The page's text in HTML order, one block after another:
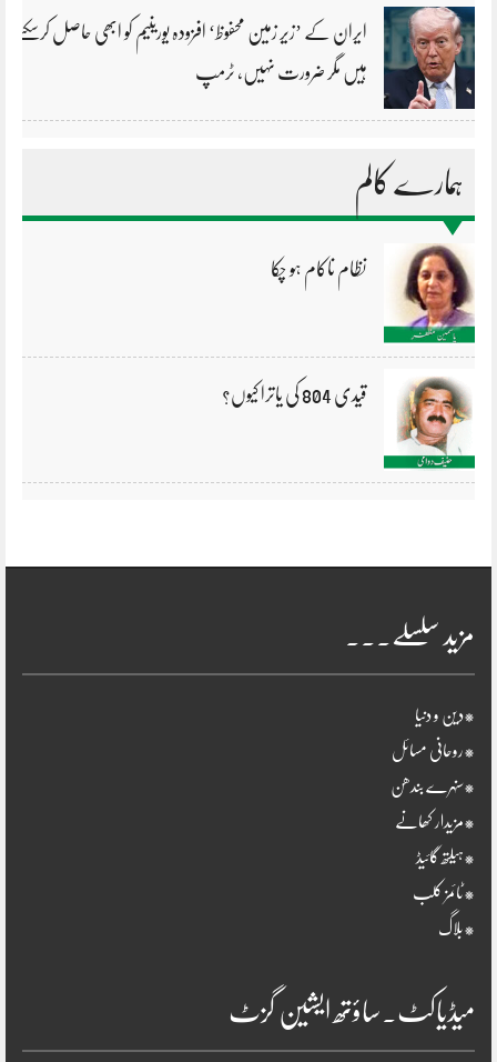
ایران کے ’زیر زمین محفوظ‘ افزودہ یورینیم کو ابھی حاصل کرسکتے
ہیں مگر ضرورت نہیں، ٹرمپ
ہمارے کالم
نظام ناکام ہو چکا
قیدی 804 کی یاترا کیوں؟
مزید سلسلے۔۔۔
*دین و دنیا
*روحانی مسائل
*سنہرے بندھن
*مزیدار کھانے
*ہیلتھ گائیڈ
*ٹائمز کلب
*بلاگ
میڈیاکٹ۔ساؤتھ ایشین گزٹ